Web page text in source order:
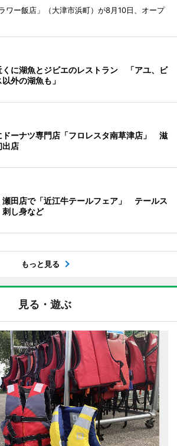
ワー飯店」（大津市浜町）が8月10日、オープ
くに湖魚とジビエのレストラン 「アユ、ビ
外の湖魚も」
ドーナツ専門店「フロレスタ南草津店」 滋
出店
瀬田店で「近江牛テールフェア」 テールス
刺し身など
もっと見る
見る・遊ぶ